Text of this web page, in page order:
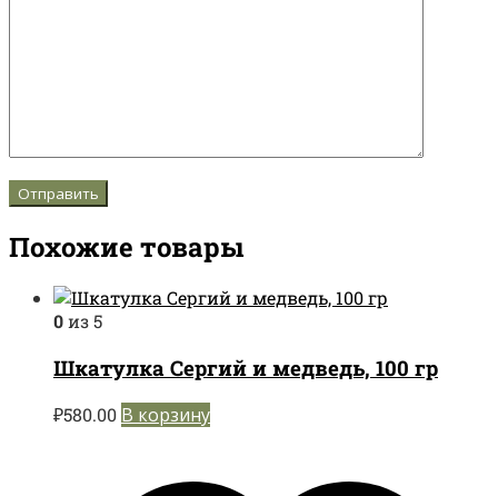
Похожие товары
0из 5
Шкатулка Сергий и медведь, 100 гр
₽580.00 В корзину